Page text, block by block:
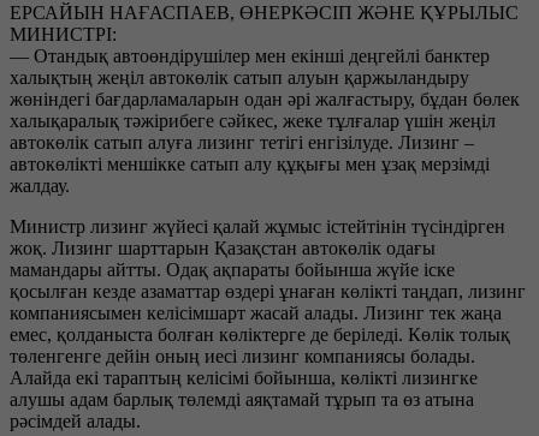
ЕРСАЙЫН НАҒАСПАЕВ, ӨНЕРКӘСІП ЖӘНЕ ҚҰРЫЛЫС
МИНИСТРІ:
— Отандық автоөндірушілер мен екінші деңгейлі банктер
халықтың жеңіл автокөлік сатып алуын қаржыландыру
жөніндегі бағдарламаларын одан әрі жалғастыру, бұдан бөлек
халықаралық тәжірибеге сәйкес, жеке тұлғалар үшін жеңіл
автокөлік сатып алуға лизинг тетігі енгізілуде. Лизинг –
автокөлікті меншікке сатып алу құқығы мен ұзақ мерзімді
жалдау.
Министр лизинг жүйесі қалай жұмыс істейтінін түсіндірген
жоқ. Лизинг шарттарын Қазақстан автокөлік одағы
мамандары айтты. Одақ ақпараты бойынша жүйе іске
қосылған кезде азаматтар өздері ұнаған көлікті таңдап, лизинг
компаниясымен келісімшарт жасай алады. Лизинг тек жаңа
емес, қолданыста болған көліктерге де беріледі. Көлік толық
төленгенге дейін оның иесі лизинг компаниясы болады.
Алайда екі тараптың келісімі бойынша, көлікті лизингке
алушы адам барлық төлемді аяқтамай тұрып та өз атына
рәсімдей алады.